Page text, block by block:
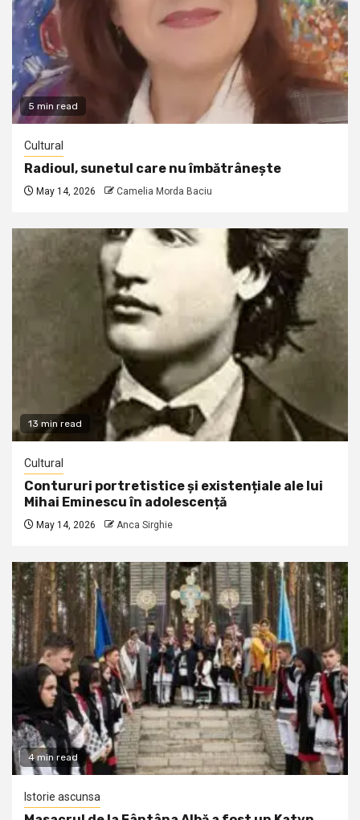
5 min read
Cultural
Radioul, sunetul care nu îmbătrânește
May 14, 2026 Camelia Morda Baciu
13 min read
Cultural
Contururi portretistice și existențiale ale lui
Mihai Eminescu în adolescență
May 14, 2026 Anca Sirghie
4 min read
Istorie ascunsa